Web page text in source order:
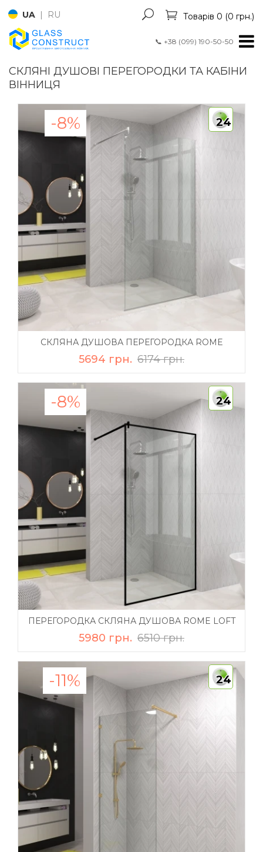
📞 +38 (099) 190-50-50
UA | RU Товарів 0 (0 грн.)
СКЛЯНІ ДУШОВІ ПЕРЕГОРОДКИ ТА КАБІНИ
ВІННИЦЯ
-8% 24
СКЛЯНА ДУШОВА ПЕРЕГОРОДКА ROME
5694 грн. 6174 грн.
-8% 24
ПЕРЕГОРОДКА СКЛЯНА ДУШОВА ROME LOFT
5980 грн. 6510 грн.
-11% 24